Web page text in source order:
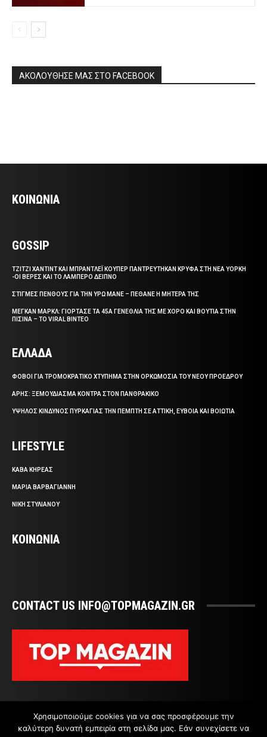
ΑΚΟΛΟΥΘΗΣΕ ΜΑΣ ΣΤΟ FACEBOOK
ΚΟΙΝΩΝΙΑ
GOSSIP
ΤΖΙΤΖΙ ΧΑΝΤΙΝΤ ΚΑΙ ΜΠΡΑΝΤΛΕΪ ΚΟΥΠΕΡ ΠΑΝΤΡΕΥΤΗΚΑΝ ΚΡΥΦΑ ΣΤΗ ΝΕΑ ΥΟΡΚΗ
-ΟΙ ΒΕΡΕΣ ΚΑΙ ΤΟ ΛΑΜΠΕΡΟ ΔΕΙΠΝΟ
ΣΤΙΓΜΕΣ ΠΕΝΘΟΥΣ ΓΙΑ ΤΗΝ ΥΡΩ ΜΑΝΕ – ΠΕΘΑΝΕ Η ΜΗΤΕΡΑ ΤΗΣ
ΜΕΓΚΑΝ ΜΑΡΚΛ: ΓΙΟΡΤΑΣΕ ΤΑ 45Α ΓΕΝΕΘΛΙΑ ΤΗΣ ΜΕ ΧΟΡΟ ΚΑΙ ΒΟΥΤΙΑ ΣΤΗΝ
ΠΙΣΙΝΑ – ΤΟ VIRAL ΒΙΝΤΕΟ
ΕΛΛΑΔΑ
ΦΟΒΟΙ ΓΙΑ ΤΡΟΜΟΚΡΑΤΙΚΟ ΧΤΥΠΗΜΑ ΣΤΗΝ ΟΡΚΩΜΟΣΙΑ ΤΟΥ ΝΕΟΥ ΠΡΟΕΔΡΟΥ
ΑΡΗΣ: ΞΕΜΟΥΔΙΑΣΜΑ ΚΟΝΤΡΑ ΣΤΟΝ ΠΑΝΘΡΑΚΙΚΟ
ΥΨΗΛΟΣ ΚΙΝΔΥΝΟΣ ΠΥΡΚΑΓΙΑΣ ΤΗΝ ΠΕΜΠΤΗ ΣΕ ΑΤΤΙΚΗ, ΕΥΒΟΙΑ ΚΑΙ ΒΟΙΩΤΙΑ
LIFESTYLE
ΚΑΒΑ ΚΗΡΕΑΣ
ΜΑΡΙΑ ΒΑΡΒΑΓΙΑΝΝΗ
ΝΙΚΗ ΣΤΥΛΙΑΝΟΥ
ΚΟΙΝΩΝΙΑ
CONTACT US INFO@TOPMAGAZIN.GR
Χρησιμοποιούμε cookies για να σας προσφέρουμε την
καλύτερη δυνατή εμπειρία στη σελίδα μας. Εάν συνεχίσετε να